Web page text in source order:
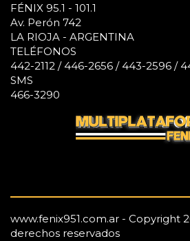
FÉNIX 95.1 - 101.1
Av. Perón 742
LA RIOJA - ARGENTINA
TELÉFONOS
442-2112 / 446-2656 / 443-2596 /
SMS
466-3290
www.fenix951.com.ar - Copyright
derechos reservados